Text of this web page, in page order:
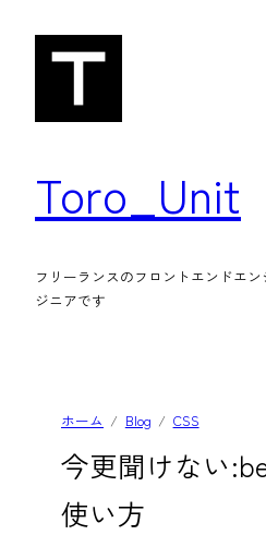
Toro_Unit
フリーランスのフロントエンドエン
ジニアです
ホーム Blog CSS
今更聞けない
使い方